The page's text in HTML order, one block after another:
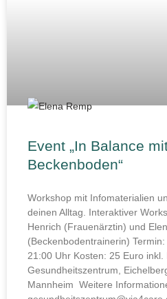
Event „In Balance
Beckenboden“
Workshop mit Infomaterialien
deinen Alltag. Interaktiver
Henrich (Frauenärztin) und
(Beckenbodentrainerin)
21:00 Uhr Kosten: 25 Euro
Gesundheitszentrum,
Mannheim Weitere